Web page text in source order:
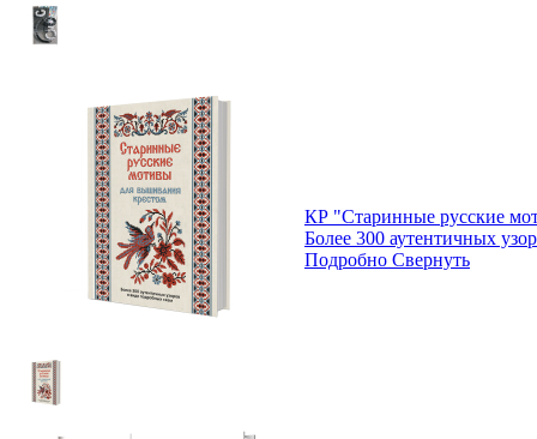
КР "Старинные русские
Более 300 аутентичных
Подробно Свернуть